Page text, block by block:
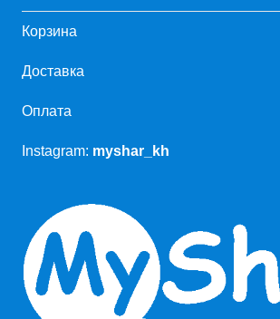
Корзина
Доставка
Оплата
Instagram: myshar_kh